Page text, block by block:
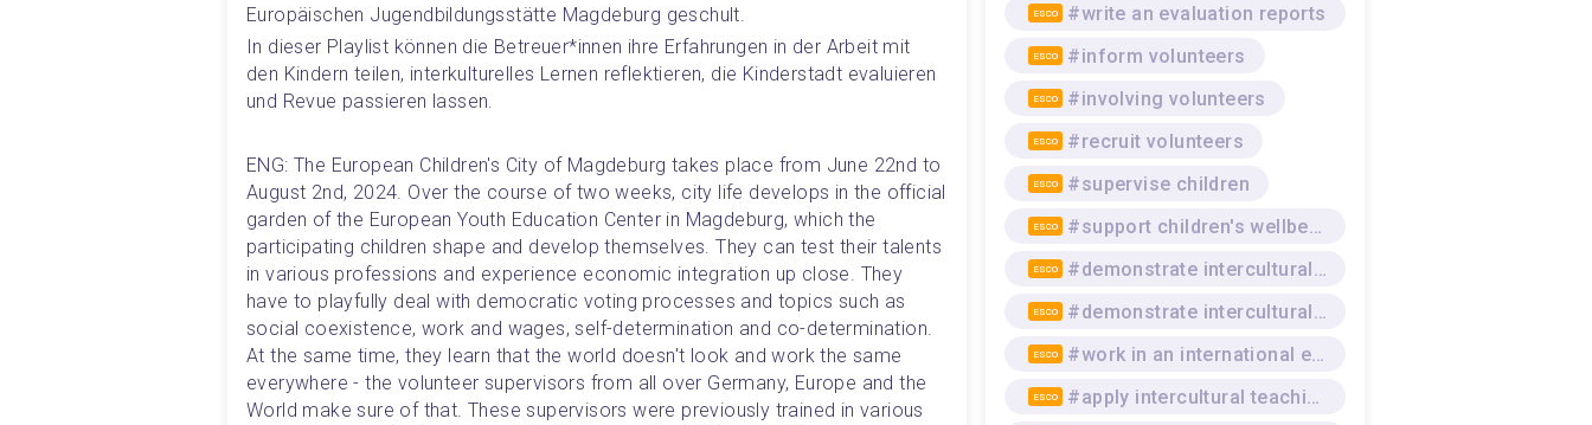
Europäischen Jugendbildungsstätte Magdeburg geschult.
In dieser Playlist können die Betreuer*innen ihre Erfahrungen in der Arbeit mit
den Kindern teilen, interkulturelles Lernen reflektieren, die Kinderstadt evaluieren
und Revue passieren lassen.
ENG: The European Children's City of Magdeburg takes place from June 22nd to
August 2nd, 2024. Over the course of two weeks, city life develops in the official
garden of the European Youth Education Center in Magdeburg, which the
participating children shape and develop themselves. They can test their talents
in various professions and experience economic integration up close. They
have to playfully deal with democratic voting processes and topics such as
social coexistence, work and wages, self-determination and co-determination.
At the same time, they learn that the world doesn't look and work the same
everywhere - the volunteer supervisors from all over Germany, Europe and the
World make sure of that. These supervisors were previously trained in various
ESCO #write an evaluation reports
ESCO #inform volunteers
ESCO #involving volunteers
ESCO #recruit volunteers
ESCO #supervise children
ESCO #support children's wellbeing
ESCO #demonstrate intercultural competence
ESCO #demonstrate intercultural awareness
ESCO #work in an international environment
ESCO #apply intercultural teaching strategies